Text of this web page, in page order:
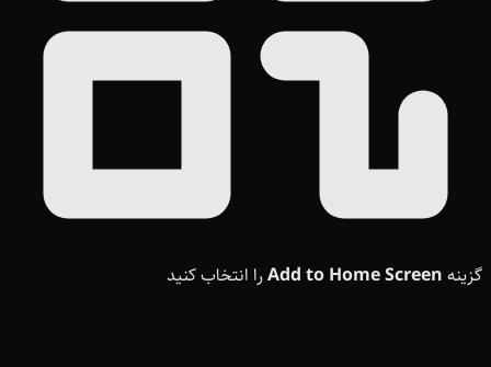
گزینه Add to Home Screenرا انتخاب کنید